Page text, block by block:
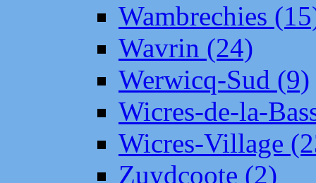
Wambrechies
Wavrin (24)
Werwicq-Sud (9)
Wicres-de-la-
Wicres-Village
Zuydcoote (2)